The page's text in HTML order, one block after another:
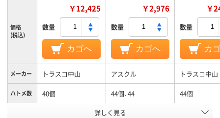
価格
(税込)
￥12,425
数量
カゴへ
￥2,976
数量
カゴへ
￥
数量
カ
メーカー トラスコ中山 アスクル トラスコ中山
ハトメ数 40個 44個、44 44個
ブルー系
詳しく見る